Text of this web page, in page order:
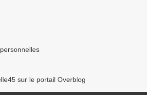
sur le portail Overblog